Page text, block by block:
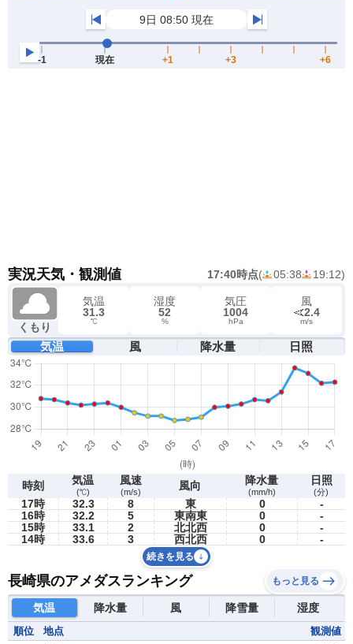
実況天気・観測値 17:40時点( 05:38 19:12)
くもり
気温
31.3
℃
湿度
52
%
気圧
1004
hPa
風
2.4
m/s
気温 風 降水量 日照
時刻 気温
(℃)
風速
(m/s) 風向 降水量
(mm/h)
日照
(分)
17時 32.3 8 東 0
-
16時
32.2 5 東南東 0
-
15時
33.1 2 北北西 0
-
14時
33.6 3 西北西 0 -
続きを見る
長崎県のアメダスランキング もっと見る
気温 降水量 風 降雪量 湿度
順位 地点 観測値